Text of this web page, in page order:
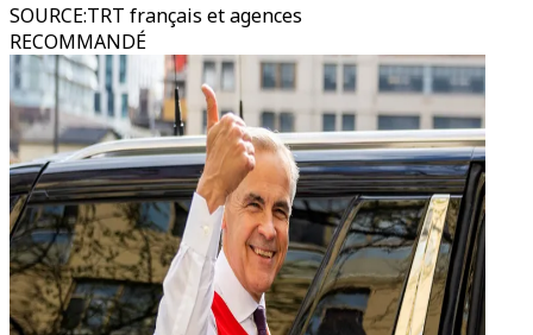
SOURCE:TRT français et agences
RECOMMANDÉ